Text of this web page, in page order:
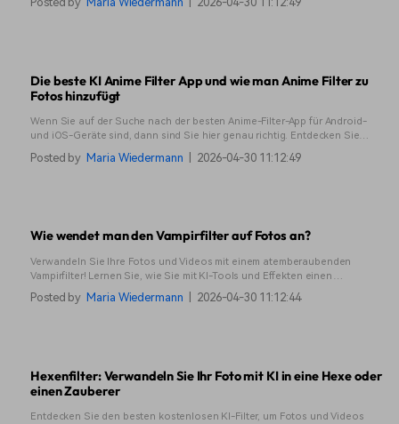
Die beste KI Anime Filter App und wie man Anime Filter zu
Fotos hinzufügt
Wenn Sie auf der Suche nach der besten Anime-Filter-App für Android-
und iOS-Geräte sind, dann sind Sie hier genau richtig. Entdecken Sie
Filmora und sehen Sie, warum es unsere erste Wahl ist.
Posted by Maria Wiedermann 2026-04-30 11:12:49
Wie wendet man den Vampirfilter auf Fotos an?
Verwandeln Sie Ihre Fotos und Videos mit einem atemberaubenden
Vampirfilter! Lernen Sie, wie Sie mit KI-Tools und Effekten einen
gruseligen Vampir-Look für eine realistische, unheimliche Verwandlung
erzeugen.
Posted by Maria Wiedermann 2026-04-30 11:12:44
Hexenfilter: Verwandeln Sie Ihr Foto mit KI in eine Hexe oder
einen Zauberer
Entdecken Sie den besten kostenlosen KI-Filter, um Fotos und Videos